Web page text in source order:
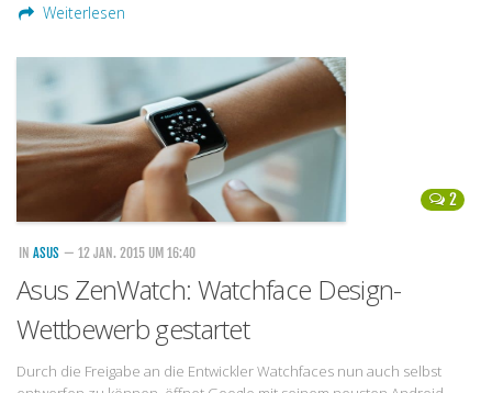
Weiterlesen
2
IN ASUS — 12 JAN. 2015 UM 16:40
Asus ZenWatch: Watchface Design-
Wettbewerb gestartet
Durch die Freigabe an die Entwickler Watchfaces nun auch selbst